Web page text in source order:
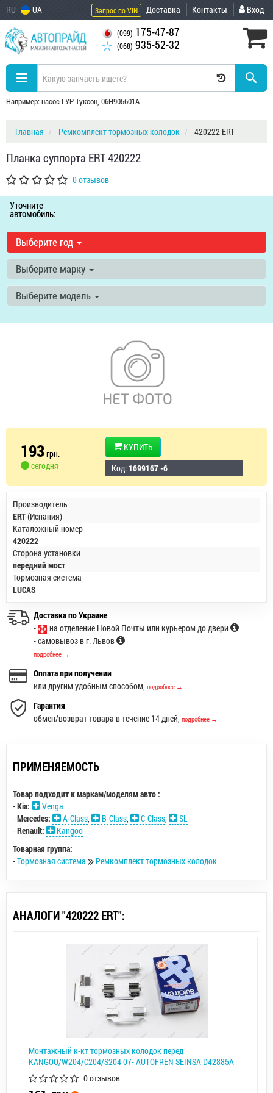
RU UA Запрос по VIN Доставка Контакты Вход
(099) 175-47-87
(068) 935-52-32
Например: насос ГУР Туксон, 06H905601A
Главная Ремкомплект тормозных колодок 420222 ERT
Планка суппорта ERT 420222
0 отзывов
Уточните
автомобиль:
Выберите год
Выберите марку
Выберите модель
193грн.
сегодня
КУПИТЬ
Код: 1699167 -6
Производитель
ERT(Испания)
Каталожный номер
420222
Сторона установки
передний мост
Тормозная система
LUCAS
Доставка по Украине
-
на отделение Новой Почты или курьером до двери
- самовывоз в г. Львов
подробнее →
Оплата при получении
или другим удобным способом, подробнее →
Гарантия
обмен/возврат товара в течение 14 дней, подробнее →
ПРИМЕНЯЕМОСТЬ
Товар подходит к маркам/моделям авто :
-Kia:
Venga
-Mercedes: A-Class, B-Class, C-Class,
SL
-Renault:
Kangoo
Товарная группа:
-Тормозная система Ремкомплект тормозных колодок
АНАЛОГИ "420222 ERT":
Монтажный к-кт тормозных колодок перед
KANGOO/W204/C204/S204 07- AUTOFREN SEINSA D42885A
0 отзывов